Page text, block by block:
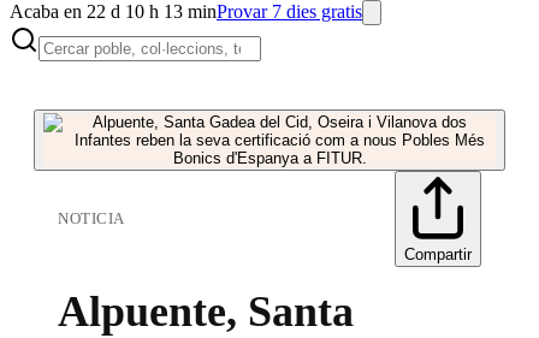
Acaba en 22 d 10 h 13 minProvar 7 dies gratis
NOTICIA
Compartir
Alpuente, Santa